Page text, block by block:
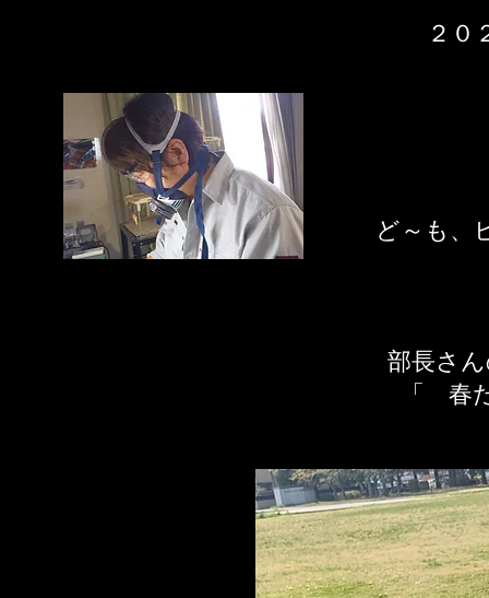
２
ど～も、
部長さ
「 春